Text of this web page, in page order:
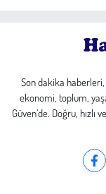
Son dakika
ekonomi, toplum,
Güven’de. Doğru, hızlı